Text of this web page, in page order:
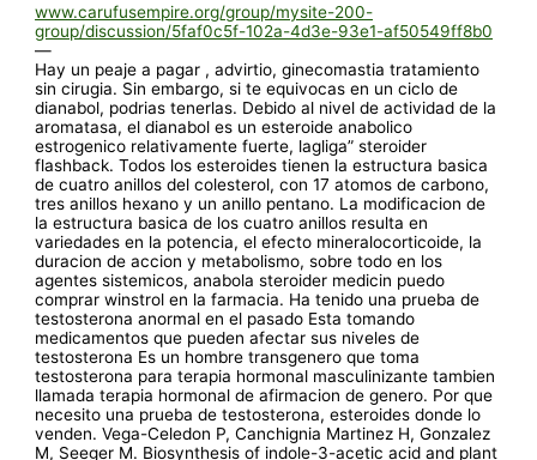
www.carufusempire.org/group/mysite-200-
group/discussion/5faf0c5f-102a-4d3e-93e1-af50549ff8b0
—
Hay un peaje a pagar , advirtio, ginecomastia tratamiento
sin cirugia. Sin embargo, si te equivocas en un ciclo de
dianabol, podrias tenerlas. Debido al nivel de actividad de la
aromatasa, el dianabol es un esteroide anabolico
estrogenico relativamente fuerte, lagliga” steroider
flashback. Todos los esteroides tienen la estructura basica
de cuatro anillos del colesterol, con 17 atomos de carbono,
tres anillos hexano y un anillo pentano. La modificacion de
la estructura basica de los cuatro anillos resulta en
variedades en la potencia, el efecto mineralocorticoide, la
duracion de accion y metabolismo, sobre todo en los
agentes sistemicos, anabola steroider medicin puedo
comprar winstrol en la farmacia. Ha tenido una prueba de
testosterona anormal en el pasado Esta tomando
medicamentos que pueden afectar sus niveles de
testosterona Es un hombre transgenero que toma
testosterona para terapia hormonal masculinizante tambien
llamada terapia hormonal de afirmacion de genero. Por que
necesito una prueba de testosterona, esteroides donde lo
venden. Vega-Celedon P, Canchignia Martinez H, Gonzalez
M, Seeger M. Biosynthesis of indole-3-acetic acid and plant